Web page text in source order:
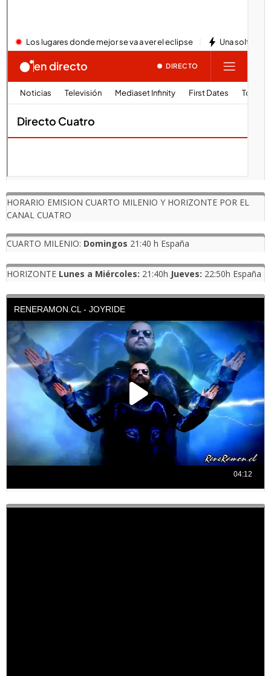
HORARIO EMISION CUARTO MILENIO Y HORIZONTE POR EL
CANAL CUATRO
CUARTO MILENIO: Domingos 21:40 h España
HORIZONTE Lunes a Miércoles: 21:40h Jueves: 22:50h España